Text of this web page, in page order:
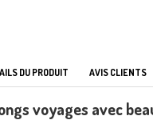
DU PRODUIT AVIS CLIENTS
voyages avec